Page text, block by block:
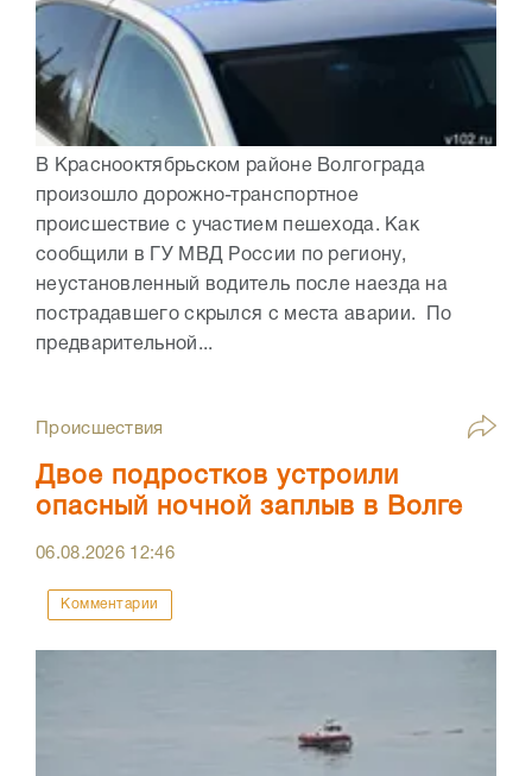
В Краснооктябрьском районе Волгограда
произошло дорожно-транспортное
происшествие с участием пешехода. Как
сообщили в ГУ МВД России по региону,
неустановленный водитель после наезда на
пострадавшего скрылся с места аварии. По
предварительной...
Происшествия
Двое подростков устроили
опасный ночной заплыв в Волге
06.08.2026 12:46
Комментарии